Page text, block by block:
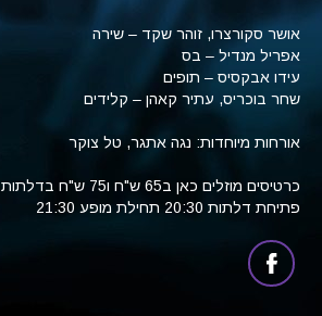
אושר סקורצרו, זוהר שקד – שירה
אפריל מנדיל – בס
עידו אבקסיס – תופים
שחר בוכריס, עתיר קאהן – קלידים
אורחות מיוחדות: נגה אתגר, טל צוקר
כרטיסים מוזלים כאן ב65 ש"ח ו75 ש"ח בדלתות
פתיחת דלתות 20:30 תחילת מופע 21:30